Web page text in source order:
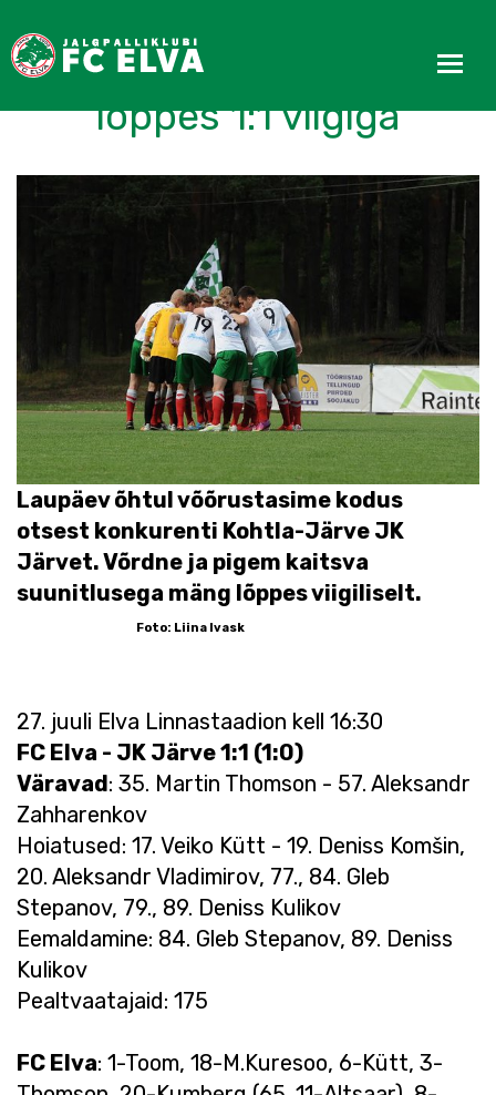
Mäng teisele kohale
lõppes 1:1 viigiga
Laupäev õhtul võõrustasime kodus
otsest konkurenti Kohtla-Järve JK
Järvet. Võrdne ja pigem kaitsva
suunitlusega mäng lõppes viigiliselt.
Foto: Liina Ivask
27. juuli Elva Linnastaadion kell 16:30
FC Elva - JK Järve 1:1 (1:0)
Väravad: 35. Martin Thomson - 57. Aleksandr
Zahharenkov
Hoiatused: 17. Veiko Kütt - 19. Deniss Komšin,
20. Aleksandr Vladimirov, 77., 84. Gleb
Stepanov, 79., 89. Deniss Kulikov
Eemaldamine: 84. Gleb Stepanov, 89. Deniss
Kulikov
Pealtvaatajaid: 175
FC Elva: 1-Toom, 18-M.Kuresoo, 6-Kütt, 3-